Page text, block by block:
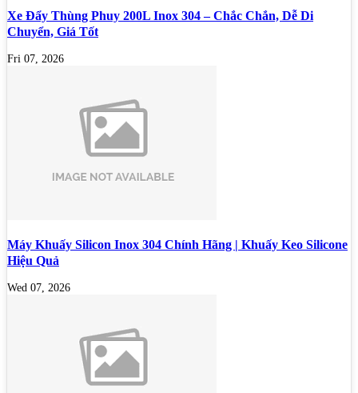
Xe Đẩy Thùng Phuy 200L Inox 304 – Chắc Chắn, Dễ Di
Chuyển, Giá Tốt
Fri 07, 2026
Máy Khuấy Silicon Inox 304 Chính Hãng | Khuấy Keo Silicone
Hiệu Quả
Wed 07, 2026